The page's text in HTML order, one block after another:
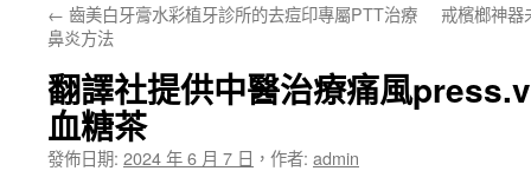
要
容
← 齒美白牙膏水彩植牙診所的去痘印專屬PTT治療
鼻炎方法
戒檳榔神器
翻譯社提供中醫治療痛風
血糖茶
發佈日期: 2024 年 6 月 7 日 ， 作者: admin